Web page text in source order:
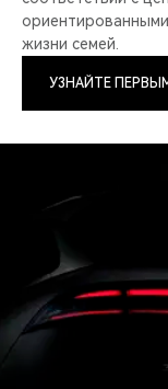
жизни семей.
УЗНАЙТЕ ПЕРВЫМ